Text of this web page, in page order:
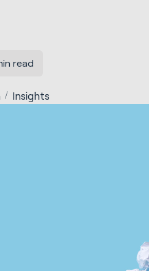
read
Insights